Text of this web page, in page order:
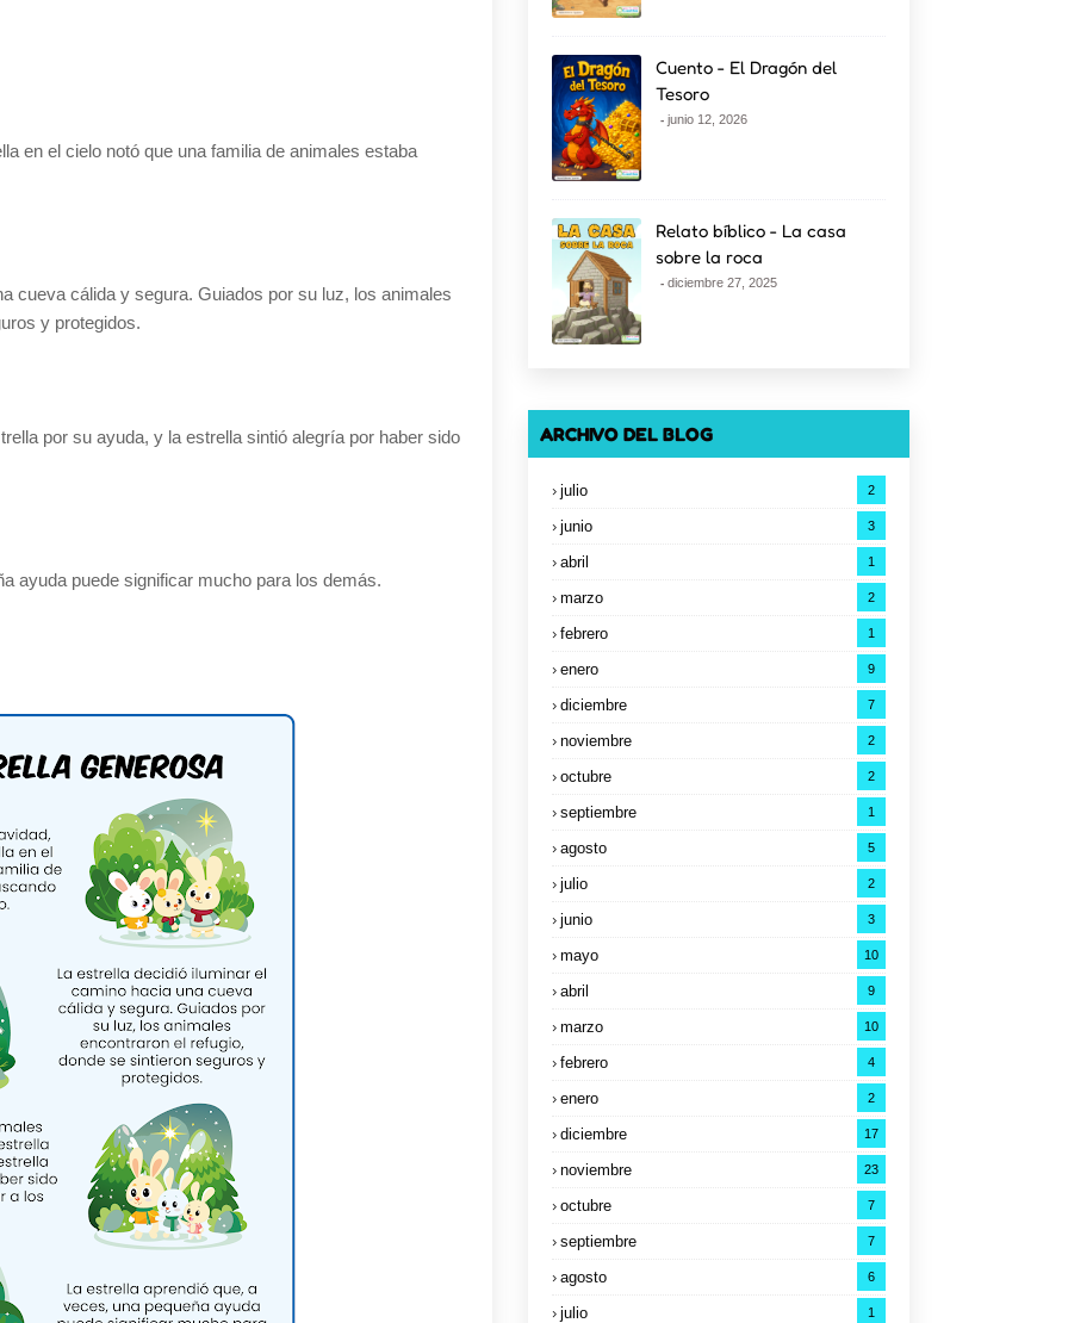
en el cielo notó que una familia de animales estaba
cueva cálida y segura. Guiados por su luz, los animales
y protegidos.
por su ayuda, y la estrella sintió alegría por haber sido
ayuda puede significar mucho para los demás.
Cuento - El Dragón del
Tesoro
junio 12, 2026
Relato bíblico - La casa
sobre la roca
diciembre 27, 2025
ARCHIVO DEL BLOG
julio 2
junio 3
abril 1
marzo 2
febrero 1
enero 9
diciembre 7
noviembre 2
octubre 2
septiembre 1
agosto 5
julio 2
junio 3
mayo 10
abril 9
marzo 10
febrero 4
enero 2
diciembre 17
noviembre 23
octubre 7
septiembre 7
agosto 6
julio 1
¡No te pierdas nada!
Suscríbete y recibe nuestras
novedades en tu correo.
SEGUIR